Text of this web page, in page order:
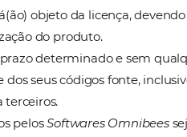
(se houver
representante legal ou
digitais e informáticos